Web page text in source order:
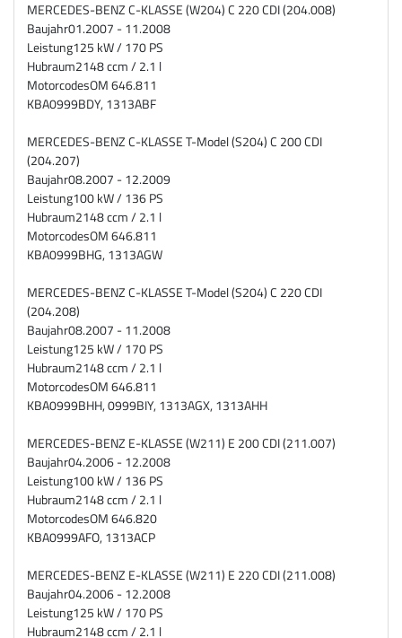
MERCEDES-BENZ C-KLASSE (W204) C 220 CDI (204.008)
Baujahr01.2007 - 11.2008
Leistung125 kW / 170 PS
Hubraum2148 ccm / 2.1 l
MotorcodesOM 646.811
KBA0999BDY, 1313ABF
MERCEDES-BENZ C-KLASSE T-Model (S204) C 200 CDI
(204.207)
Baujahr08.2007 - 12.2009
Leistung100 kW / 136 PS
Hubraum2148 ccm / 2.1 l
MotorcodesOM 646.811
KBA0999BHG, 1313AGW
MERCEDES-BENZ C-KLASSE T-Model (S204) C 220 CDI
(204.208)
Baujahr08.2007 - 11.2008
Leistung125 kW / 170 PS
Hubraum2148 ccm / 2.1 l
MotorcodesOM 646.811
KBA0999BHH, 0999BIY, 1313AGX, 1313AHH
MERCEDES-BENZ E-KLASSE (W211) E 200 CDI (211.007)
Baujahr04.2006 - 12.2008
Leistung100 kW / 136 PS
Hubraum2148 ccm / 2.1 l
MotorcodesOM 646.820
KBA0999AFO, 1313ACP
MERCEDES-BENZ E-KLASSE (W211) E 220 CDI (211.008)
Baujahr04.2006 - 12.2008
Leistung125 kW / 170 PS
Hubraum2148 ccm / 2.1 l